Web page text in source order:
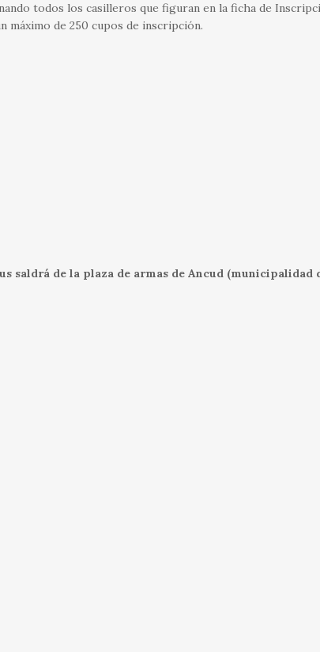
todos los casilleros que figuran en la ficha de
máximo de 250 cupos de inscripción.
saldrá de la plaza de armas de Ancud (municipalidad